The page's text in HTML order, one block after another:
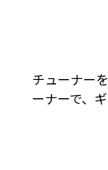
チューナー
ーナーで、